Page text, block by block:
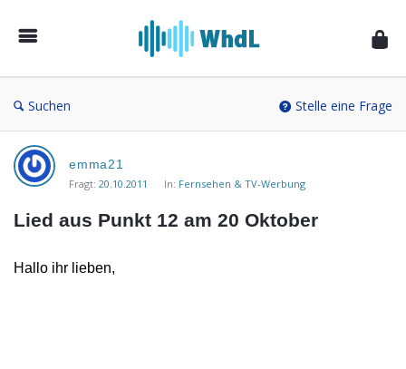
von
Suchen Stelle eine Frage
Musikforum
von
WieheisstdasLied.de
Fragen
emma21
Fragt: 20.10.2011 In: Fernsehen & TV-Werbung
Lied aus Punkt 12 am 20 Oktober
Hallo ihr lieben,